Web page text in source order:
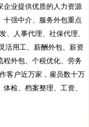
企业提供优质的人力资源
十强中介、服务外包重点
、人事代理、社保代理、
活用工、薪酬外包、薪资
程外包、个税优化、劳务
客户近万家，雇员数十万
检、档案整理、工资、